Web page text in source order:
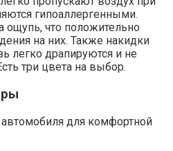
гипоаллергенными.
ощупь, что положительно
на них. Также накидки
легко драпируются и не
три цвета на выбор.